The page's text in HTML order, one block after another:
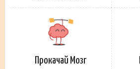
Прокачай Мозг